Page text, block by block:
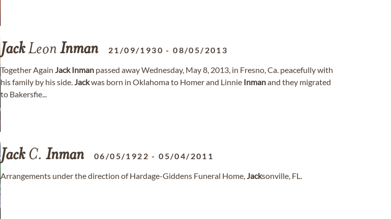
JackLeon Inman 21/09/1930 -08/05/2013
Together Again Jack Inman passed away Wednesday, May 8, 2013, in Fresno, Ca. peacefully with
his family by his side.Jackwas born in Oklahoma to Homer and Linnie Inmanand they migrated
to Bakersfie...
JackC. Inman 06/05/1922 -05/04/2011
Arrangements under the direction of Hardage-Giddens Funeral Home,Jacksonville, FL.